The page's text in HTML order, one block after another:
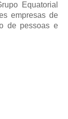
Equatorial
empresas de
de pessoas e